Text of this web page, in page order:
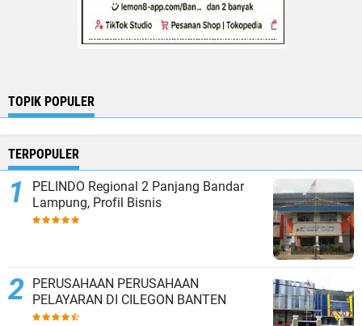
TOPIK POPULER
TERPOPULER
PELINDO Regional 2 Panjang Bandar
Lampung, Profil Bisnis
PERUSAHAAN PERUSAHAAN
PELAYARAN DI CILEGON BANTEN